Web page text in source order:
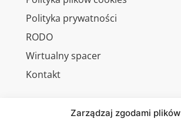
Zarządzaj zgodami plików
Polityka prywatności
RODO
Wirtualny spacer
Kontakt